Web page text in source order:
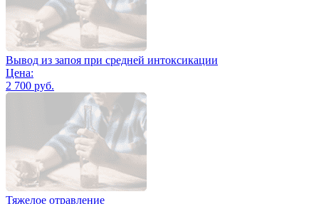
Вывод из запоя при средней интоксикации
Цена:
2 700 руб.
Тяжелое отравление